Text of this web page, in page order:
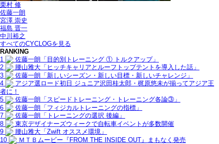
栗村 修
佐藤一朗
宮澤 崇史
福島 晋一
中川裕之
すべてのCYCLOGを見る
RANKING
1
佐藤一朗「目的別トレーニング ① トルクアップ」
2
腰山雅大「ヒッチキャリアとルーフトップテントを導入した話」
3
佐藤一朗「新しいシーズン・新しい目標・新しいチャレンジ」
4
アジア選ロード初日 ジュニア沢田桂太郎・梶原悠未が揃ってアジア王
者に！
5
佐藤一朗「スピードトレーニング・トレーニング各論③」
6
佐藤一朗「フィジカルトレーニングの指標」
7
佐藤一朗「トレーニングの選択 後編」
8
東京デザイナーズウィークで自転車イベントが多数開催
9
腰山雅大「Zwift オススメ環境」
10
ＭＴＢムービー『FROM THE INSIDE OUT』まもなく発売